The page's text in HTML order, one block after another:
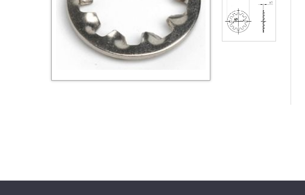
Дюймовый крепёж
Заклепки (Гайки-Заклепки)
Оснастка и аксессуары для